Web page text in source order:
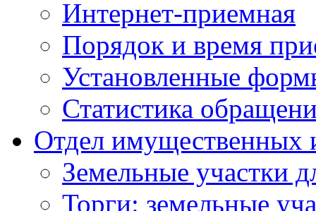
Интернет-приемная
Порядок и время
Установленные
Статистика
Отдел имущественных
Земельные участки
Торги: земельные